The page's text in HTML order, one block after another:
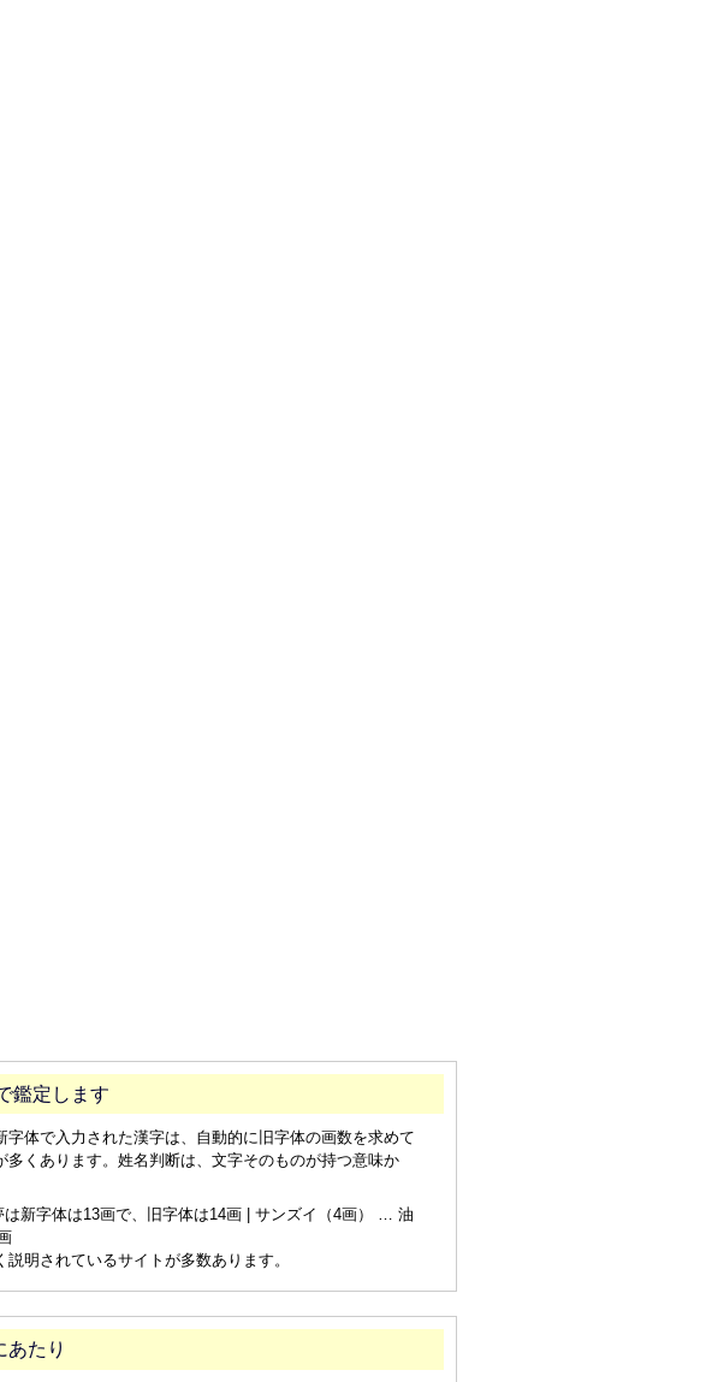
鑑定します
体で入力された漢字は、自動的に旧字体の画数を求めて
くあります。姓名判断は、文字そのものが持つ意味か
新字体は13画で、旧字体は14画 | サンズイ（4画） … 油
明されているサイトが多数あります。
たり